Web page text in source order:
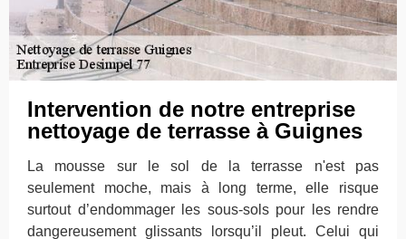
Intervention de notre entreprise
nettoyage de terrasse à Guignes
La mousse sur le sol de la terrasse n'est pas
seulement moche, mais à long terme, elle risque
surtout d’endommager les sous-sols pour les rendre
dangereusement glissants lorsqu’il pleut. Celui qui